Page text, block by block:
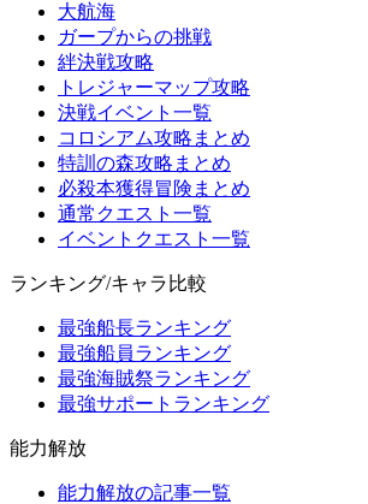
大航海
ガープからの挑戦
絆決戦攻略
トレジャーマップ攻略
決戦イベント一覧
コロシアム攻略まとめ
特訓の森攻略まとめ
必殺本獲得冒険まとめ
通常クエスト一覧
イベントクエスト一覧
ランキング/キャラ比較
最強船長ランキング
最強船員ランキング
最強海賊祭ランキング
最強サポートランキング
能力解放
能力解放の記事一覧